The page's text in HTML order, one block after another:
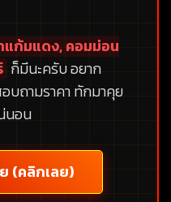
แก้มแดง, คอมม่อน
ก็มีนะครับ อยาก
บถามราคา ทักมาคุย
นอน
(คลิกเลย)